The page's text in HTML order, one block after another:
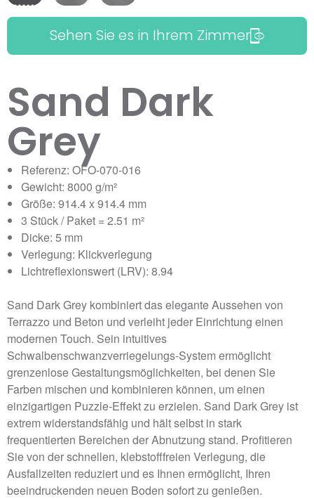
Sehen Sie es in Ihrem Zimmer
Sand Dark
Grey
Referenz: OFO-070-016
Gewicht: 8000 g/m²
Größe: 914.4 x 914.4 mm
3 Stück / Paket = 2.51 m²
Dicke: 5 mm
Verlegung: Klickverlegung
Lichtreflexionswert (LRV): 8.94
Sand Dark Grey kombiniert das elegante Aussehen von
Terrazzo und Beton und verleiht jeder Einrichtung einen
modernen Touch. Sein intuitives
Schwalbenschwanzverriegelungs-System ermöglicht
grenzenlose Gestaltungsmöglichkeiten, bei denen Sie
Farben mischen und kombinieren können, um einen
einzigartigen Puzzle-Effekt zu erzielen. Sand Dark Grey ist
extrem widerstandsfähig und hält selbst in stark
frequentierten Bereichen der Abnutzung stand. Profitieren
Sie von der schnellen, klebstofffreien Verlegung, die
Ausfallzeiten reduziert und es Ihnen ermöglicht, Ihren
beeindruckenden neuen Boden sofort zu genießen.